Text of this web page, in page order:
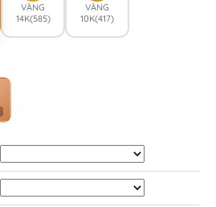
VÀNG
14K(585)
VÀNG
10K(417)